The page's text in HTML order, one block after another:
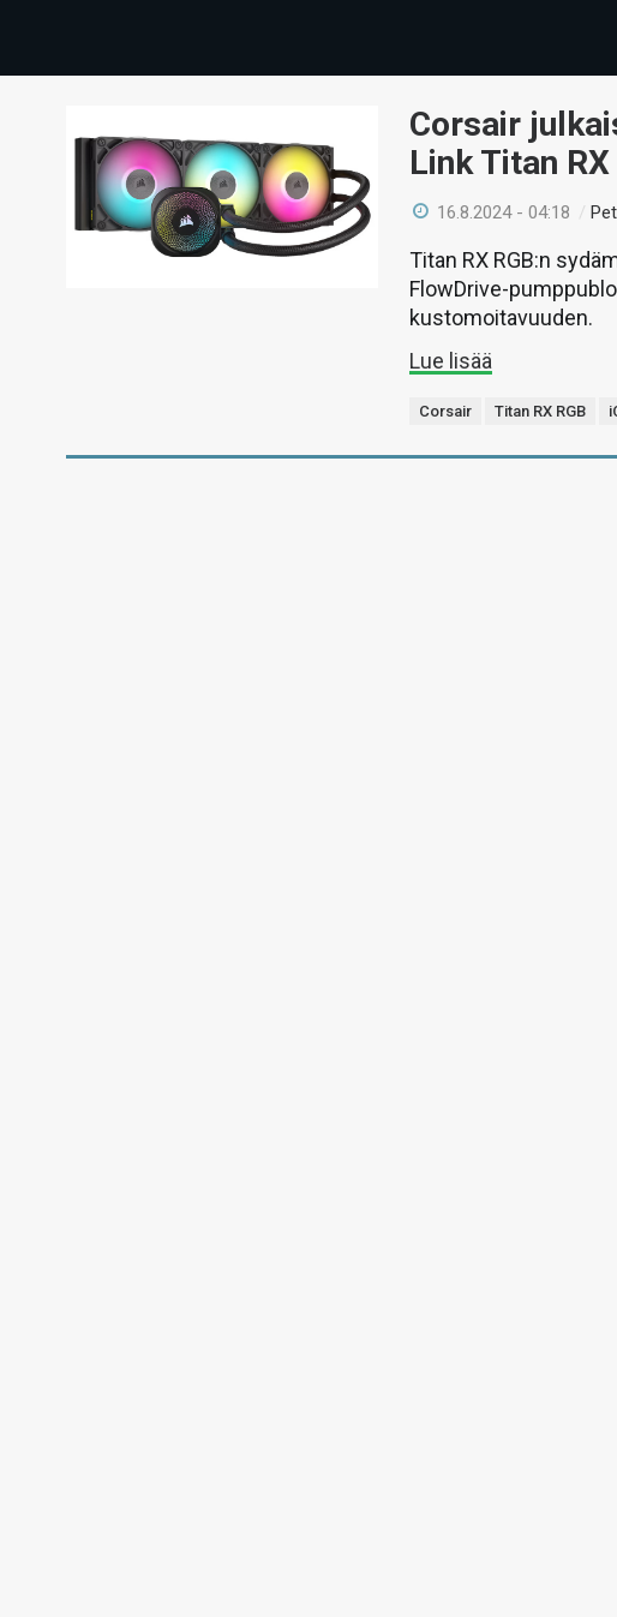
Corsair
Link Titan
16.8.2024 - 04:18 /
Titan RX RGB:n
FlowDrive-
kustomoitavuuden.
Lue lisää
Corsair Titan RX RGB